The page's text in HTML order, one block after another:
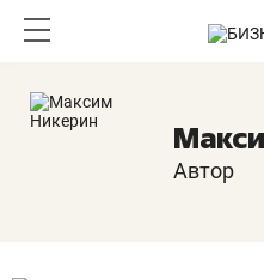
Автор